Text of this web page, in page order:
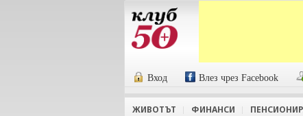
Вход Влез чрез Facebook
ЖИВОТЪТ ФИНАНСИ